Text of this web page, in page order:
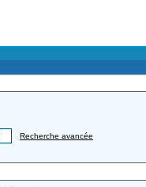
Recherche avancée